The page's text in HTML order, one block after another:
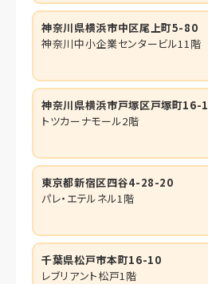
神奈川県横浜市中区尾上町5-80
神奈川中小企業センタービル11階
神奈川県横浜市戸塚区戸塚町16-1
トツカーナモール2階
東京都新宿区四谷4-28-20
パレ・エテルネル1階
千葉県松戸市本町16-10
レブリアント松戸1階